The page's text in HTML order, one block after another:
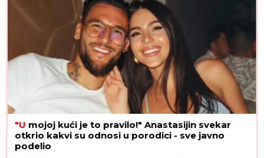
"U mojoj kući je to pravilo!" Anastasijin svekar
otkrio kakvi su odnosi u porodici - sve javno
podelio